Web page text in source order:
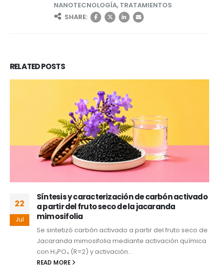
NANOTECNOLOGÍA, TRATAMIENTOS
SHARE:
RELATEDPOSTS
22
Jul
Síntesis y caracterización de carbón activado
a partir del fruto seco de la jacaranda
mimosifolia
Se sintetizó carbón activado a partir del fruto seco de
Jacaranda mimosifolia mediante activación química
con H₃PO₄ (R=2) y activación...
READ MORE